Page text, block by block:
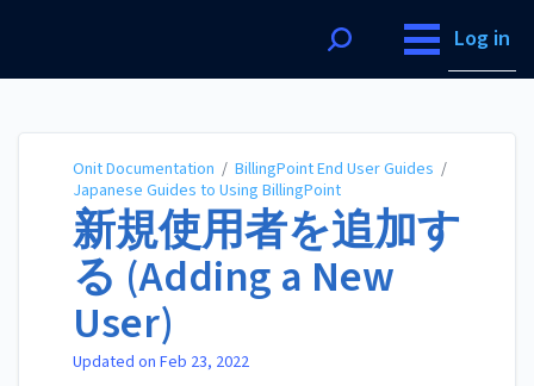
Log in
Onit Documentation / BillingPoint End User Guides /
Japanese Guides to Using BillingPoint
新規使用者を追加す
る (Adding a New
User)
Updated on Feb 23, 2022